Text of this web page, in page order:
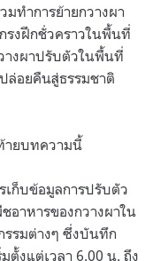
มทำการย้ายกวางผา
รงฝึกชั่วคราวในพื้นที่
างผาปรับตัวในพื้นที่
ล่อยคืนสู่ธรรมชาติ
ายบทความนี้
เก็บข้อมูลการปรับตัว
อาหารของกวางผาใน
รมต่างๆ ซึ่งบันทึก
ตั้งแต่เวลา 6.00 น. ถึง